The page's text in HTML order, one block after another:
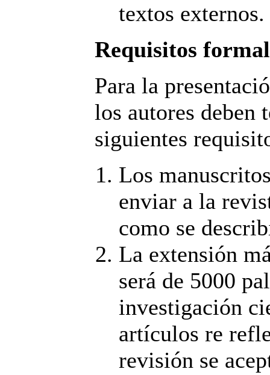
textos externos.
Requisitos
Para la
los autores deben
siguientes
Los
enviar a la
como se
La extensión
será de 5000
investigación
artículos re
revisión se